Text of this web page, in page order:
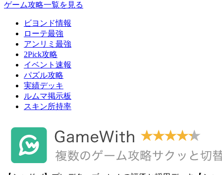
ゲーム攻略一覧を見る
ビヨンド情報
ローテ最強
アンリミ最強
2Pick攻略
イベント速報
パズル攻略
実績デッキ
ルムマ掲示板
スキン所持率